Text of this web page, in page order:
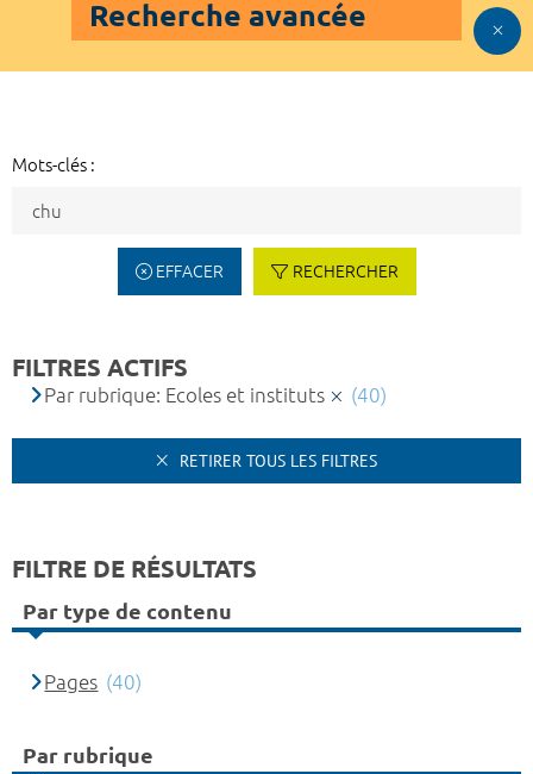
Recherche avancée
Mots-clés :
EFFACER RECHERCHER
FILTRES ACTIFS
Par rubrique: Ecoles et instituts (40)
RETIRER TOUS LES FILTRES
FILTRE DE RÉSULTATS
Par type de contenu
Pages (40)
Par rubrique